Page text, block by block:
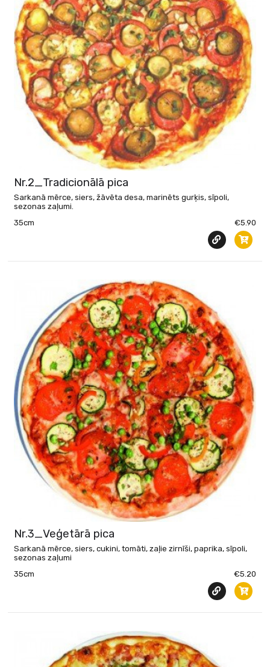
Nr.2_Tradicionālā pica
Sarkanā mērce, siers, žāvēta desa, marinēts gurķis, sīpoli,
sezonas zaļumi.
35cm
€5.90
Nr.3_Veģetārā pica
Sarkanā mērce, siers, cukini, tomāti, zaļie zirnīši, paprika, sīpoli,
sezonas zaļumi
35cm
€5.20